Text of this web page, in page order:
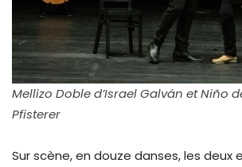
Mellizo Doble d’Israel Galván et Niño
Pfisterer
Sur scène, en douze danses, les deux